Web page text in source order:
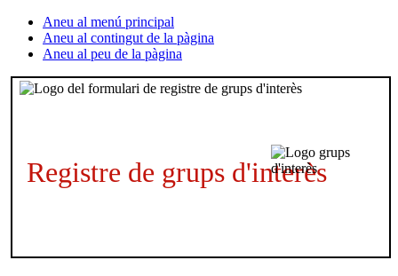
Aneu al menú principal
Aneu al contingut de la pàgina
Aneu al peu de la pàgina
Registre de grups d'interès